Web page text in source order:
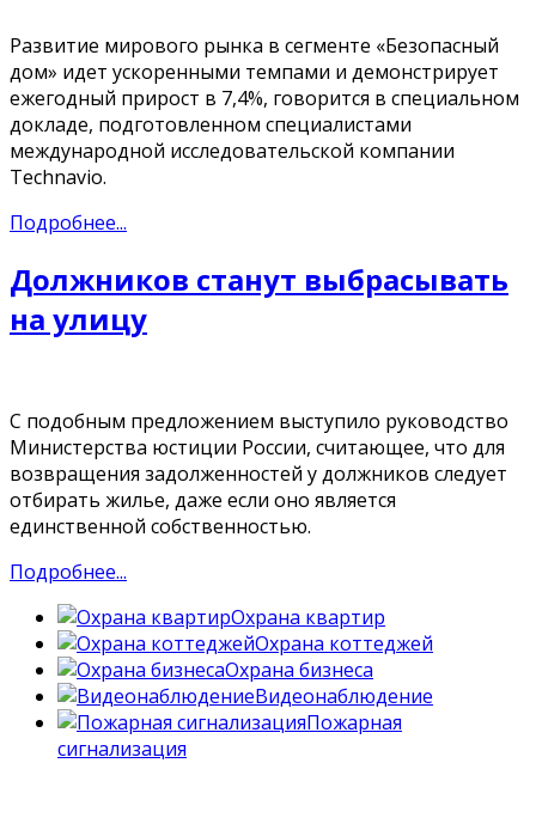
Развитие мирового рынка в сегменте «Безопасный
дом» идет ускоренными темпами и демонстрирует
ежегодный прирост в 7,4%, говорится в специальном
докладе, подготовленном специалистами
международной исследовательской компании
Technavio.
Подробнее...
Должников станут выбрасывать
на улицу
С подобным предложением выступило руководство
Министерства юстиции России, считающее, что для
возвращения задолженностей у должников следует
отбирать жилье, даже если оно является
единственной собственностью.
Подробнее...
Охрана квартир
Охрана коттеджей
Охрана бизнеса
Видеонаблюдение
Пожарная
сигнализация